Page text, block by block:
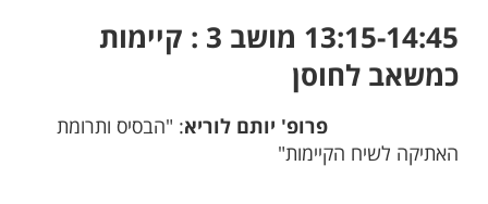
13:15-14:45 מושב 3 : קיימות
כמשאב לחוסן
פרופ' יותם לוריא: "הבסיס ותרומת
האתיקה לשיח הקיימות"